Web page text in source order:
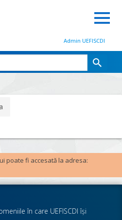
Admin UEFISCDI
poate fi accesată la adresa:
în care UEFISCDI îşi